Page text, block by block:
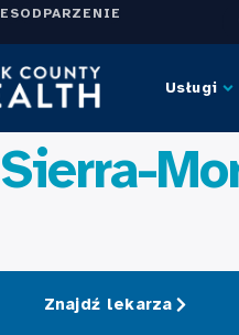
ODPARZENIE
Usługi
Znajdź lekarza